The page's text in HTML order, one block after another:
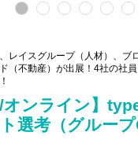
レイスグループ（人材）、ブ
（不動産）が出展！4社の社
/オンライン】
選考（グループ